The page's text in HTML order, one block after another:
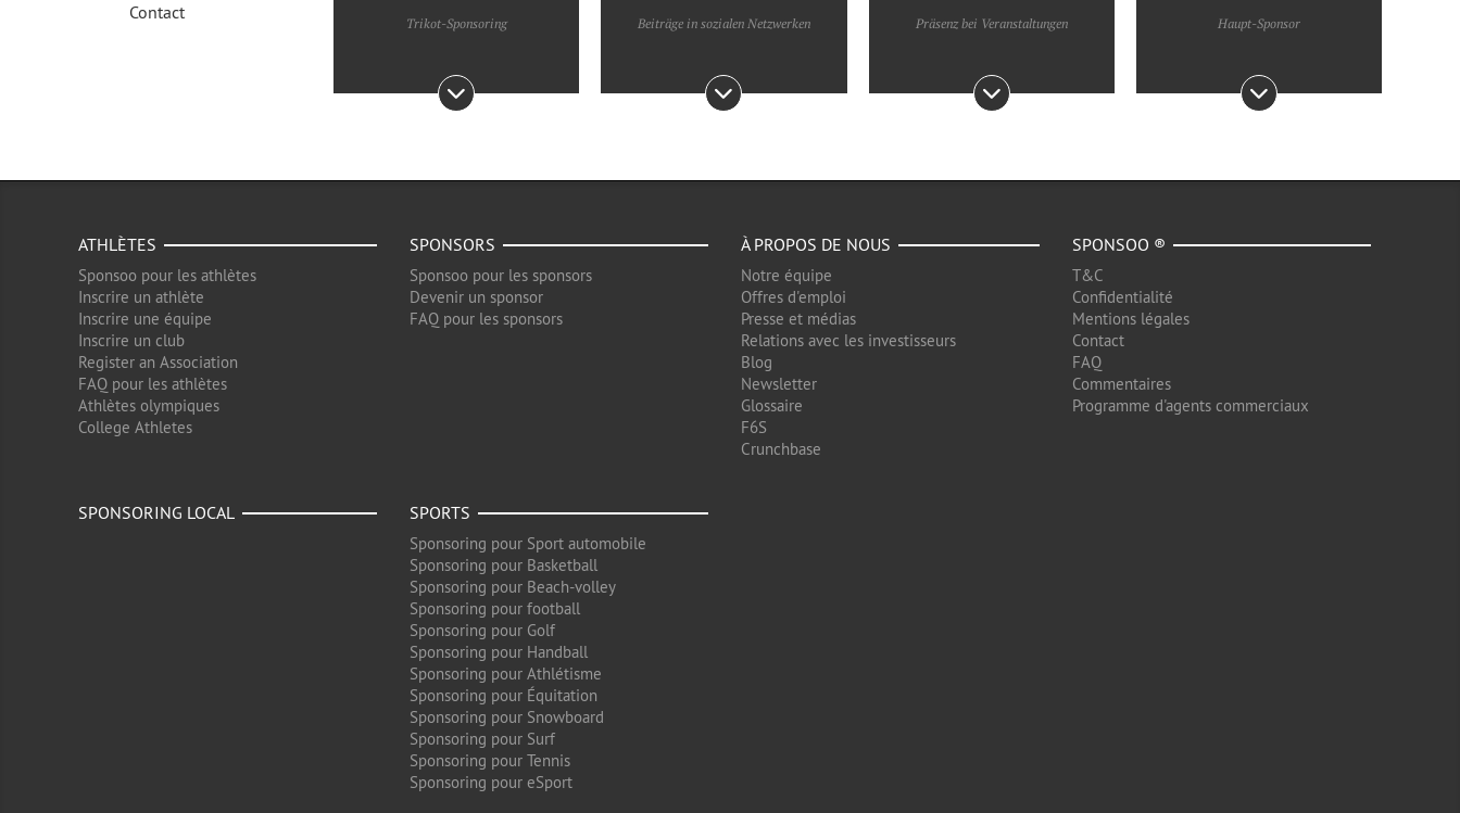
Contact
Trikot-Sponsoring Beiträge in sozialen Netzwerken Präsenz bei Veranstaltungen Haupt-Sponsor
ATHLÈTES
Sponsoo pour les athlètes
Inscrire un athlète
Inscrire une équipe
Inscrire un club
Register an Association
FAQ pour les athlètes
Athlètes olympiques
College Athletes
SPONSORS
Sponsoo pour les sponsors
Devenir un sponsor
FAQ pour les sponsors
À PROPOS DE NOUS
Notre équipe
Offres d'emploi
Presse et médias
Relations avec les investisseurs
Blog
Newsletter
Glossaire
F6S
Crunchbase
SPONSOO ®
T&C
Confidentialité
Mentions légales
Contact
FAQ
Commentaires
Programme d'agents commerciaux
SPONSORING LOCAL SPORTS
Sponsoring pour Sport automobile
Sponsoring pour Basketball
Sponsoring pour Beach-volley
Sponsoring pour football
Sponsoring pour Golf
Sponsoring pour Handball
Sponsoring pour Athlétisme
Sponsoring pour Équitation
Sponsoring pour Snowboard
Sponsoring pour Surf
Sponsoring pour Tennis
Sponsoring pour eSport